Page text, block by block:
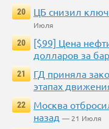
20
ЦБ снизил
Июля
20
[$99] Цена
долларов за
21
ГД приняла
этапах
22
Москва
назад — 21 Июля